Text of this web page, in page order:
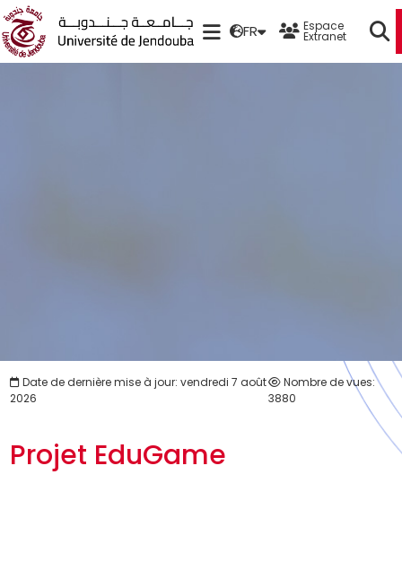
FR Espace
Extranet
Date de dernière mise à jour: vendredi 7 août
2026
Nombre de vues:
3880
Projet EduGame